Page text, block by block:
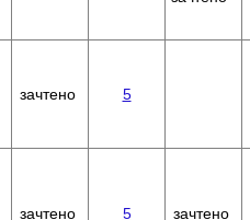
зачтено 5
зачтено 5 зачтено